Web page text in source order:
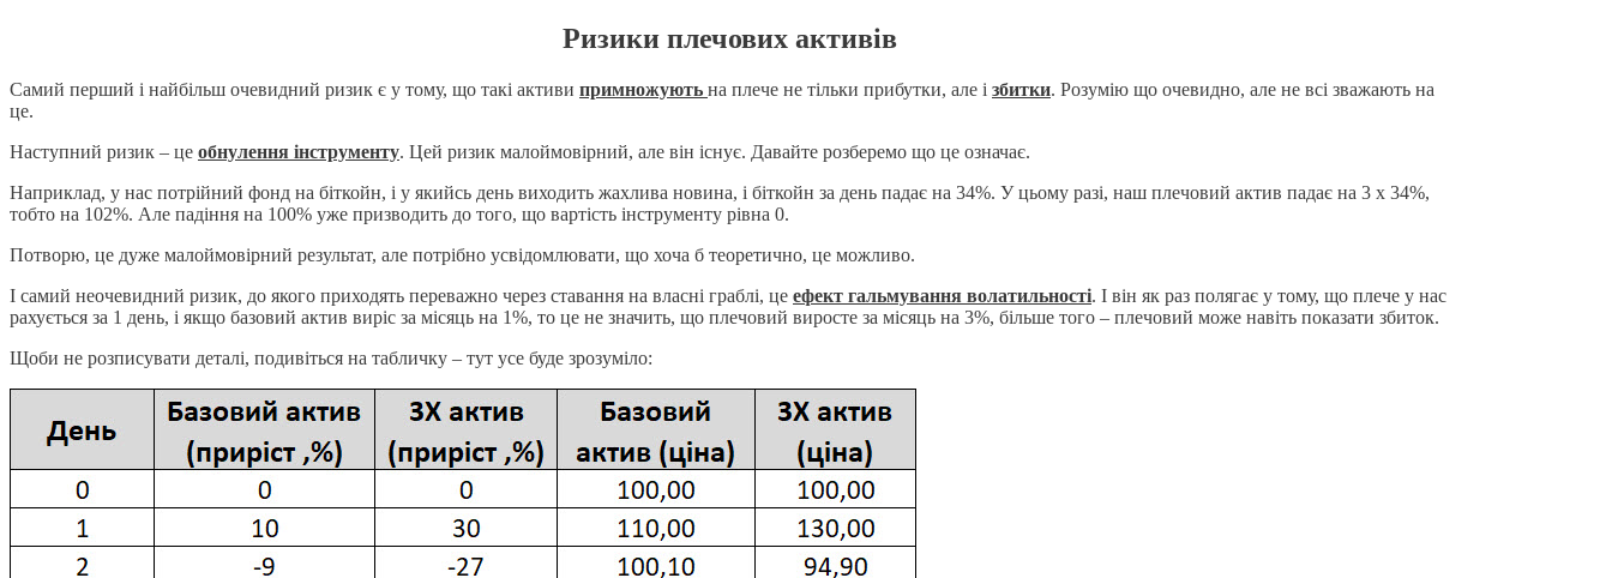
Ризики плечових активів
Самий перший і найбільш очевидний ризик є у тому, що такі активи примножують на плече не тільки прибутки, але і збитки. Розумію що очевидно, але не всі зважають на
це.
Наступний ризик – це обнулення інструменту. Цей ризик малоймовірний, але він існує. Давайте розберемо що це означає.
Наприклад, у нас потрійний фонд на біткойн, і у якийсь день виходить жахлива новина, і біткойн за день падає на 34%. У цьому разі, наш плечовий актив падає на 3 х 34%,
тобто на 102%. Але падіння на 100% уже призводить до того, що вартість інструменту рівна 0.
Потворю, це дуже малоймовірний результат, але потрібно усвідомлювати, що хоча б теоретично, це можливо.
І самий неочевидний ризик, до якого приходять переважно через ставання на власні граблі, це ефект гальмування волатильності. І він як раз полягає у тому, що плече у нас
рахується за 1 день, і якщо базовий актив виріс за місяць на 1%, то це не значить, що плечовий виросте за місяць на 3%, більше того – плечовий може навіть показати збиток.
Щоби не розписувати деталі, подивіться на табличку – тут усе буде зрозуміло: